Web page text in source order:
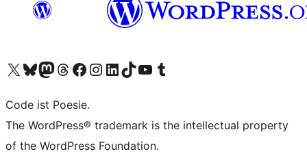
Unser X-Konto (früher Twitter) besuchen
Unser Bluesky-Konto besuchen
Unser Mastodon-Konto besuchen
Unser Threads-Konto besuchen
Unsere Facebook-Seite besuchen
Unser Instagram-Konto besuchen
Unser LinkedIn-Konto besuchen
Unser TikTok-Konto besuchen
Unseren YouTube-Kanal besuchen
Unser Tumblr-Konto besuchen
Code ist Poesie.
The WordPress® trademark is the intellectual property
of the WordPress Foundation.